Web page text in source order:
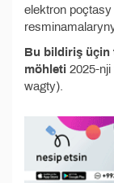
elektron
Bu bildiriş üçin
möhleti 2025-
wagty).